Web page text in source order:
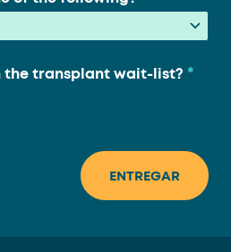
the transplant wait-list? *